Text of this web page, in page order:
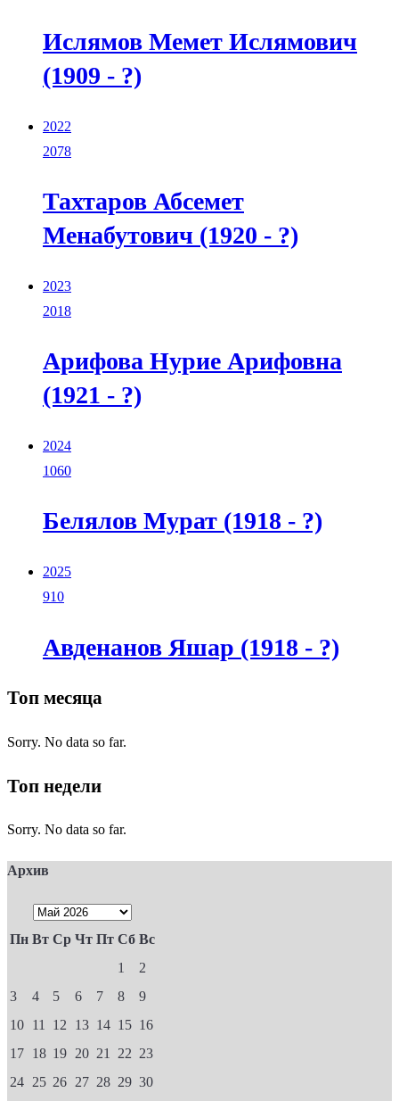
Ислямов Мемет Ислямович
(1909 - ?)
2022
2078
Тахтаров Абсемет
Менабутович (1920 - ?)
2023
2018
Арифова Нурие Арифовна
(1921 - ?)
2024
1060
Белялов Мурат (1918 - ?)
2025
910
Авденанов Яшар (1918 - ?)
Топ месяца
Sorry. No data so far.
Топ недели
Sorry. No data so far.
Архив
Пн Вт Ср Чт Пт Сб Вс
1
2
3
4 5 6 7 8
9
10 11 12 13 14 15 16
17 18 19 20 21 22 23
24 25 26 27 28 29 30